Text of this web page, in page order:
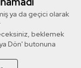
ya da geçici olarak
beklemek
Dön' butonuna